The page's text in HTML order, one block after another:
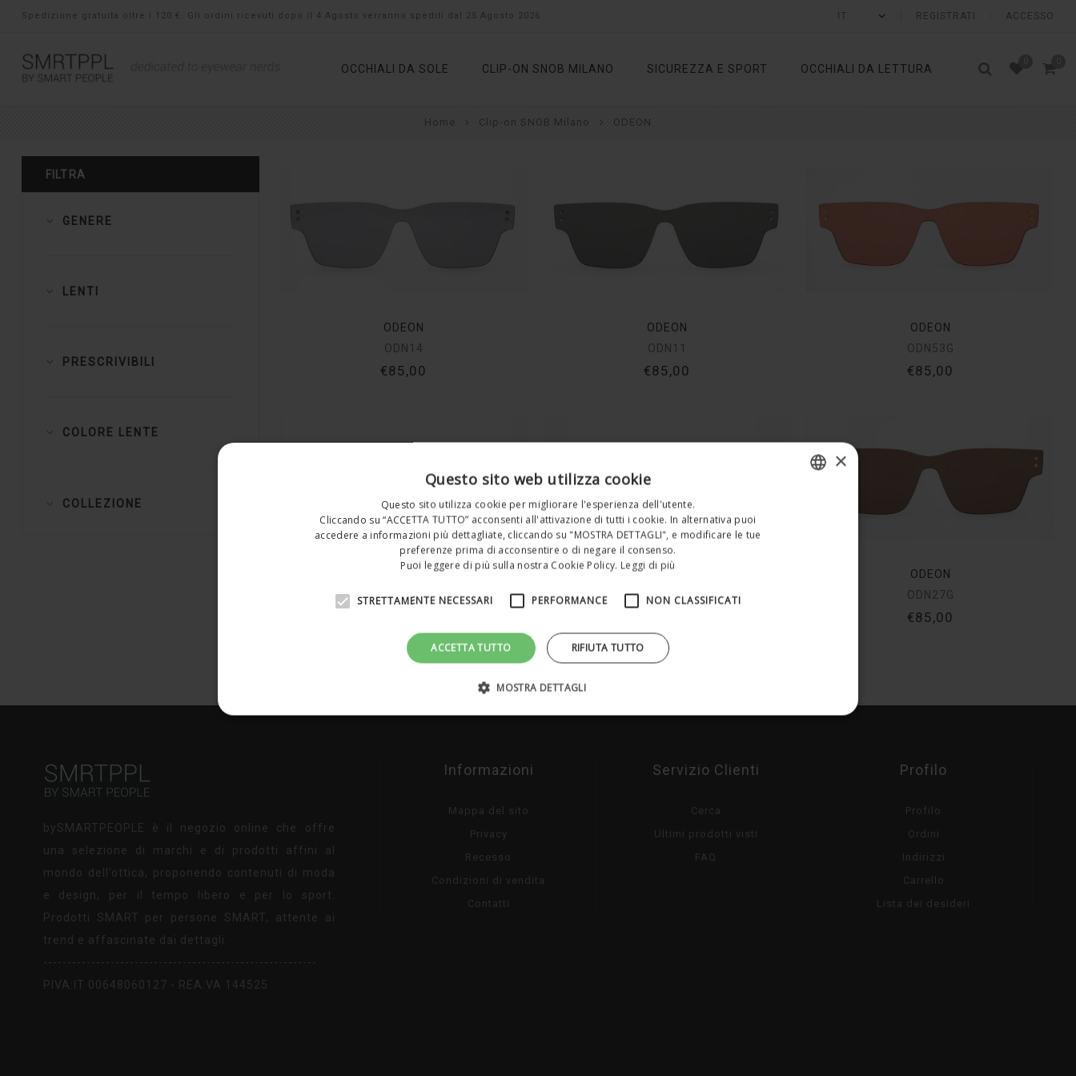
Spedizione gratuita oltre i 120 €. Gli ordini ricevuti dopo il 4 Agosto verranno spediti dal 25 Agosto 2026 REGISTRATI ACCESSO
OCCHIALI DA SOLE CLIP-ON SNOB MILANO SICUREZZA E SPORT OCCHIALI DA LETTURA
Home Clip-on SNOB Milano ODEON
ODEON
ODN14
€85,00
ODEON
ODN11
€85,00
ODEON
ODN53G
€85,00
ODEON
ODN44
ODEON
ODN37
ODEON
ODN27G
€85,00
FILTRA
GENERE
LENTI
PRESCRIVIBILI
COLORE LENTE
COLLEZIONE
bySMARTPEOPLE è il negozio online che offre
una selezione di marchi e di prodotti affini al
mondo dell’ottica, proponendo contenuti di moda
e design, per il tempo libero e per lo sport.
Prodotti SMART per persone SMART, attente ai
trend e affascinate dai dettagli.
---------------------------------------------------------
PIVA:IT 00648060127 - REA:VA 144525
Informazioni
Mappa del sito
Privacy
Recesso
Condizioni di vendita
Contatti
Servizio Clienti
Cerca
Ultimi prodotti visti
FAQ
Profilo
Profilo
Ordini
Indirizzi
Carrello
Lista dei desideri
Buone Vacanze!
Tutti gli ordini ricevuti dopo il 4 Agosto verranno evasi
a partire dal 25 Agosto 2026
×
Questo sito web utilizza cookie
Questo sito utilizza cookie per migliorare l'esperienza dell'utente.
Cliccando su “ACCETTA TUTTO” acconsenti all'attivazione di tutti i cookie. In alternativa puoi
accedere a informazioni più dettagliate, cliccando su "MOSTRA DETTAGLI", e modificare le tue
preferenze prima di acconsentire o di negare il consenso.
Puoi leggere di più sulla nostra Cookie Policy. Leggi di più
STRETTAMENTE NECESSARI PERFORMANCE NON CLASSIFICATI
ACCETTA TUTTO RIFIUTA TUTTO
MOSTRA DETTAGLI